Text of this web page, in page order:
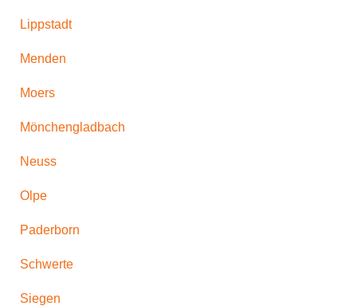
Lippstadt
Menden
Moers
Mönchengladbach
Neuss
Olpe
Paderborn
Schwerte
Siegen